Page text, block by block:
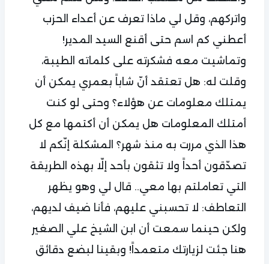
واتركهم، وقل لي ماذا تعرف عن أعداء الحزب
أعطني كم اسم حتى أقنع السيد المدير!
وتماشيت معه فشكرته على كلماته الطيبة،
وقلت له: هل تعتقد أنّ شاباً بعمري يمكن أن
يمتلك معلومات عن هؤلاء؟ وحتى لو كنت
أمتلك المعلومات هل يمكن أن أكتمها مع كل
هذا الذي مررت به منذ شهر؟ المشكلة إنّكم لا
تصدّقون أحداً ولا تثقون بأحد إلّا بهذه الطريقة
التي تعاملتم بها معي.. قال لي وهو يظهر
التعاطف: لا تحسبني عليهم، فأنا ضيف لديهم،
ولكن حينما سمعت أن ابن الشيخ علي الصغير
هنا جئت لزيارتك متعمداً! وبقينا لبضع دقائق